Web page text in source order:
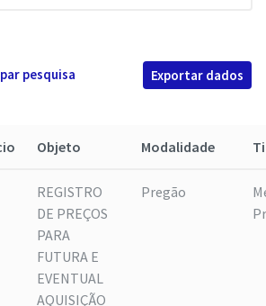
pesquisa Exportar dados
Objeto Modalidade
REGISTRO
DE PREÇOS
PARA
FUTURA E
EVENTUAL
AQUISIÇÃO
Pregão